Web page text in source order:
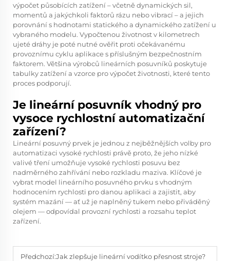
výpočet působících zatížení – včetně dynamických sil,
momentů a jakýchkoli faktorů rázu nebo vibrací – a jejich
porovnání s hodnotami statického a dynamického zatížení u
vybraného modelu. Vypočtenou životnost v kilometrech
ujeté dráhy je poté nutné ověřit proti očekávanému
provoznímu cyklu aplikace s příslušným bezpečnostním
faktorem. Většina výrobců lineárních posuvníků poskytuje
tabulky zatížení a vzorce pro výpočet životnosti, které tento
proces podporují.
Je lineární posuvník vhodný pro
vysoce rychlostní automatizační
zařízení?
Lineární posuvný prvek je jednou z nejběžnějších volby pro
automatizaci vysoké rychlosti právě proto, že jeho nízké
valivé tření umožňuje vysoké rychlosti posuvu bez
nadměrného zahřívání nebo rozkladu maziva. Klíčové je
vybrat model lineárního posuvného prvku s vhodným
hodnocením rychlosti pro danou aplikaci a zajistit, aby
systém mazání — ať už je naplněný tukem nebo přiváděný
olejem — odpovídal provozní rychlosti a rozsahu teplot
zařízení.
Předchozí:Jak zlepšuje lineární vodítko přesnost stroje?